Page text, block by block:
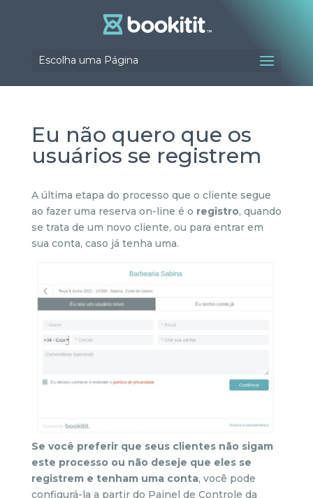
Escolha uma Página
Eu não quero que os
usuários se registrem
A última etapa do processo que o cliente segue
ao fazer uma reserva on-line é o registro, quando
se trata de um novo cliente, ou para entrar em
sua conta, caso já tenha uma.
Se você preferir que seus clientes não sigam
este processo ou não deseje que eles se
registrem e tenham uma conta, você pode
configurá-la a partir do Painel de Controle da